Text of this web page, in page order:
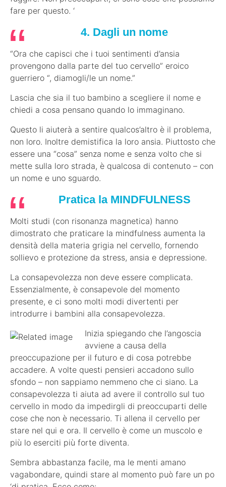
fare per questo. ‘
4. Dagli un nome
“Ora che capisci che i tuoi sentimenti d’ansia
provengono dalla parte del tuo cervello” eroico
guerriero “, diamogli/le un nome.”
Lascia che sia il tuo bambino a scegliere il nome e
chiedi a cosa pensano quando lo immaginano.
Questo li aiuterà a sentire qualcos’altro è il problema,
non loro. Inoltre demistifica la loro ansia. Piuttosto che
essere una “cosa” senza nome e senza volto che si
mette sulla loro strada, è qualcosa di contenuto – con
un nome e uno sguardo.
Pratica la MINDFULNESS
Molti studi (con risonanza magnetica) hanno
dimostrato che praticare la mindfulness aumenta la
densità della materia grigia nel cervello, fornendo
sollievo e protezione da stress, ansia e depressione.
La consapevolezza non deve essere complicata.
Essenzialmente, è consapevole del momento
presente, e ci sono molti modi divertenti per
introdurre i bambini alla consapevolezza.
Inizia spiegando che l’angoscia
avviene a causa della
preoccupazione per il futuro e di cosa potrebbe
accadere. A volte questi pensieri accadono sullo
sfondo – non sappiamo nemmeno che ci siano. La
consapevolezza ti aiuta ad avere il controllo sul tuo
cervello in modo da impedirgli di preoccuparti delle
cose che non è necessario. Ti allena il cervello per
stare nel qui e ora. Il cervello è come un muscolo e
più lo eserciti più forte diventa.
Sembra abbastanza facile, ma le menti amano
vagabondare, quindi stare al momento può fare un po